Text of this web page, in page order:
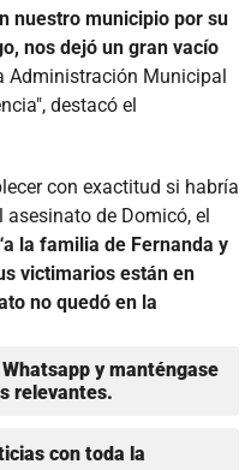
nuestro municipio por su
nos dejó un gran vacío
Administración Municipal
destacó el
con exactitud si habría
de Domicó, el
la familia de Fernanda y
victimarios están en
no quedó en la
y manténgase
relevantes.
con toda la